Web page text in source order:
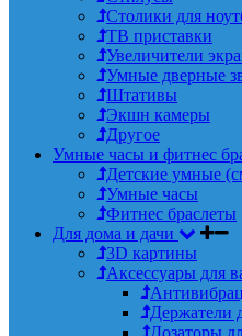
Столики для
ТВ приставки
Увеличители
Умные дверные
Штативы
Экшн камеры
Другое
Умные часы и фитнес
Детские умные
Умные часы
Фитнес браслеты
Для дома и дачи
3D картины
Аксессуары для
Держатели
Дозаторы